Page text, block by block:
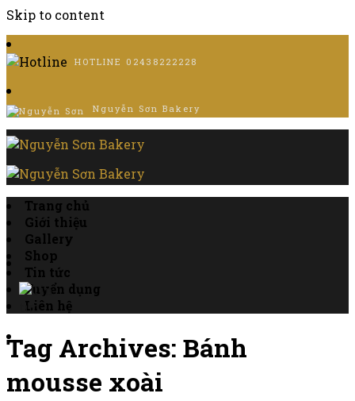
Skip to content
HOTLINE 02438222228
Nguyễn Sơn Bakery
Trang chủ
Giới thiệu
Gallery
Shop
Tin tức
Tuyển dụng
Liên hệ
Tag Archives: Bánh
mousse xoài